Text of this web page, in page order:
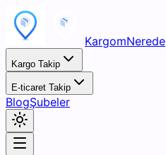
KargomNerede
Kargo Takip
E-ticaret Takip
BlogŞubeler